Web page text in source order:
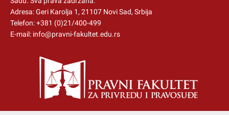
Adresa: Geri Karolja 1, 21107 Novi Sad, Srbija
Telefon:+381 (0)21/400-499
E-mail: info@pravni-fakultet.edu.rs